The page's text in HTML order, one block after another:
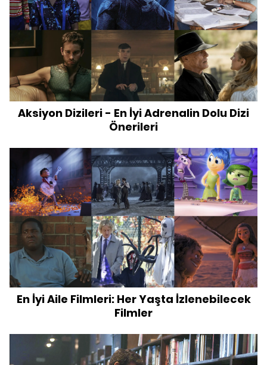
Aksiyon Dizileri - En İyi Adrenalin Dolu Dizi
Önerileri
En İyi Aile Filmleri: Her Yaşta İzlenebilecek
Filmler